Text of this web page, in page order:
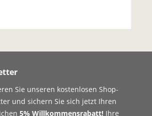
Sie unseren kostenlosen Shop-
und sichern Sie sich jetzt Ihren
5% Willkommensrabatt! Ihre